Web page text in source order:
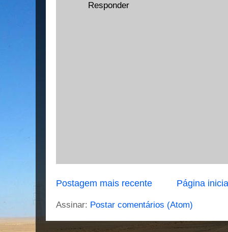
Responder
Postagem mais recente Página
Assinar: Postar comentários (Atom)